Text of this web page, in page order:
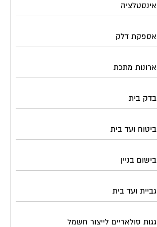
אינסטלציה
אספקת דלק
ארונות מתכת
בדק בית
ביטוח ועד בית
בישום בניין
גביית ועד בית
גגות סולאריים לייצור חשמל